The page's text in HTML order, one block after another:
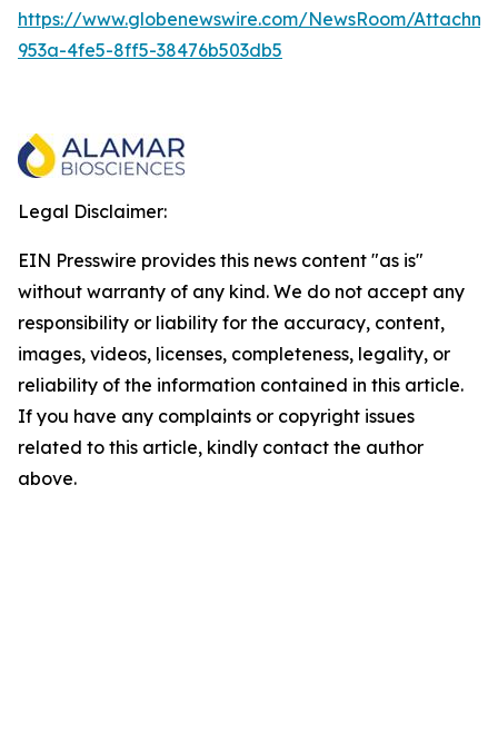
https://www.globenewswire.com/NewsRoom/
953a-4fe5-8ff5-38476b503db5
Legal Disclaimer:
EIN Presswire provides this news content "as is"
without warranty of any kind. We do not accept any
responsibility or liability for the accuracy, content,
images, videos, licenses, completeness, legality, or
reliability of the information contained in this article.
If you have any complaints or copyright issues
related to this article, kindly contact the author
above.